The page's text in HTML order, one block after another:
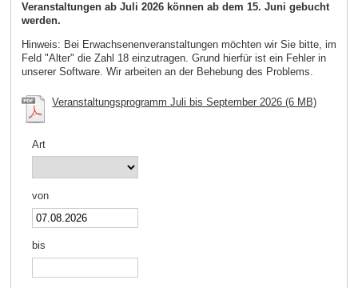
Veranstaltungen ab Juli 2026 können ab dem 15. Juni gebucht
werden.
Hinweis: Bei Erwachsenenveranstaltungen möchten wir Sie bitte, im
Feld "Alter" die Zahl 18 einzutragen. Grund hierfür ist ein Fehler in
unserer Software. Wir arbeiten an der Behebung des Problems.
Veranstaltungsprogramm Juli bis September 2026 (6 MB)
Art
von
bis